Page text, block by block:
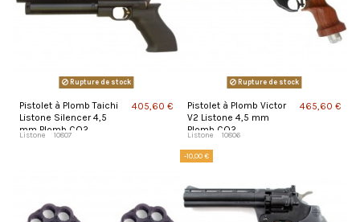
Rupture de stock
Pistolet à Plomb Taichi
Listone Silencer 4,5
mm Plomb CO2
Listone 10807
405,60 €
Rupture de stock
Pistolet à Plomb Victor
V2 Listone 4,5 mm
Plomb CO2
Listone 10806
465,60 €
-10,00 €